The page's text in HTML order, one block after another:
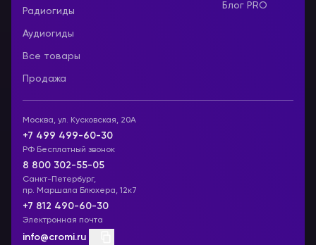
Радиогиды
Аудиогиды
Все товары
Продажа
Блог PRO
Москва, ул. Кусковская, 20А
+7 499 499-60-30
РФ Бесплатный звонок
8 800 302-55-05
Санкт-Петербург,
пр. Маршала Блюхера, 12к7
+7 812 490-60-30
Электронная почта
info@cromi.ru